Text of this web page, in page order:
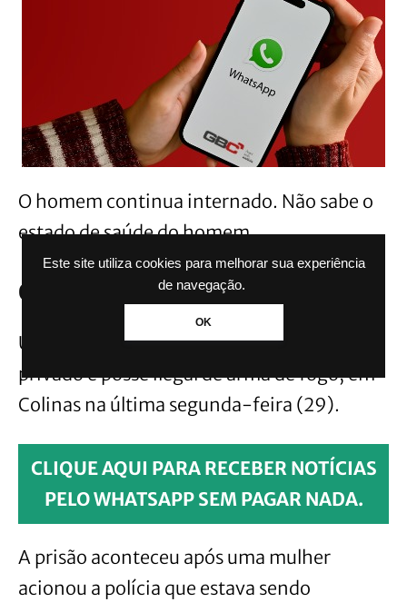
Este site utiliza cookies para melhorar sua experiência
de navegação.
OK
O homem continua internado. Não sabe o
estado de saúde do homem.
Caso de agressão física
Um homem foi preso acusado de cárcere
privado e posse ilegal de arma de fogo, em
Colinas na última segunda-feira (29).
CLIQUE AQUI PARA RECEBER NOTÍCIAS
PELO WHATSAPP SEM PAGAR NADA.
A prisão aconteceu após uma mulher
acionou a polícia que estava sendo